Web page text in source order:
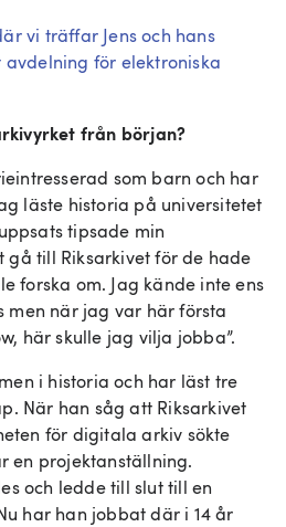
vi träffar Jens och hans
för elektroniska
från början?
som barn och har
läste historia på universitetet
tipsade min
till Riksarkivet för de hade
forska om. Jag kände inte ens
men när jag var här första
här skulle jag vilja jobba”.
i historia och har läst tre
När han såg att Riksarkivet
för digitala arkiv sökte
en projektanställning.
och ledde till slut till en
har han jobbat där i 14 år